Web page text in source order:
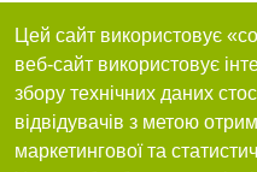
Цей сайт використовує
веб-сайт використовує
збору технічних даних
відвідувачів з метою
маркетингової та